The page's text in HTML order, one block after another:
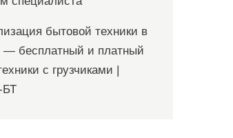
бытовой техники в
— бесплатный и платный
с грузчиками |